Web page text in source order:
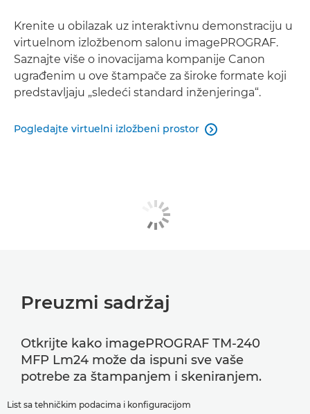
Krenite u obilazak uz interaktivnu demonstraciju u
virtuelnom izložbenom salonu imagePROGRAF.
Saznajte više o inovacijama kompanije Canon
ugrađenim u ove štampače za široke formate koji
predstavljaju „sledeći standard inženjeringa“.
Pogledajte virtuelni izložbeni prostor 
Preuzmi sadržaj
Otkrijte kako imagePROGRAF TM-240
MFP Lm24 može da ispuni sve vaše
potrebe za štampanjem i skeniranjem.
List sa tehničkim podacima i konfiguracijom